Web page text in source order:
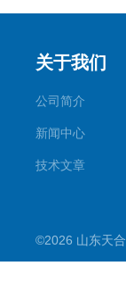
关于我们
公司简介
新闻中心
技术文章
©2026 山东天